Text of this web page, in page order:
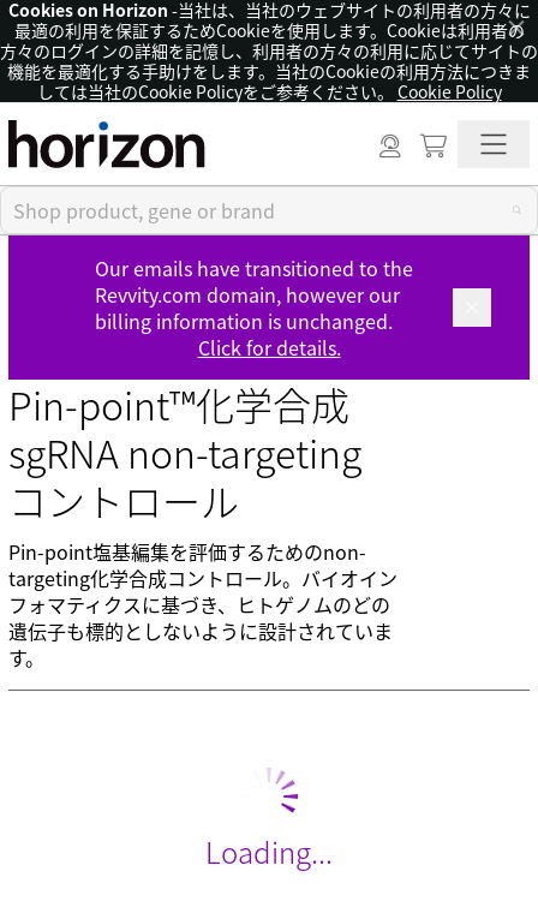
Cookies on Horizon -当社は、当社のウェブサイトの利用者の方々に
最適の利用を保証するためCookieを使用します。Cookieは利用者の
方々のログインの詳細を記憶し、利用者の方々の利用に応じてサイトの
機能を最適化する手助けをします。当社のCookieの利用方法につきま
しては当社のCookie Policyをご参考ください。 Cookie Policy
×
Our emails have transitioned to the
Revvity.com domain, however our
billing information is unchanged.
Click for details.
Pin-point™化学合成
sgRNA non-targeting
コントロール
Pin-point塩基編集を評価するためのnon-
targeting化学合成コントロール。バイオイン
フォマティクスに基づき、ヒトゲノムのどの
遺伝子も標的としないように設計されていま
す。
Loading...